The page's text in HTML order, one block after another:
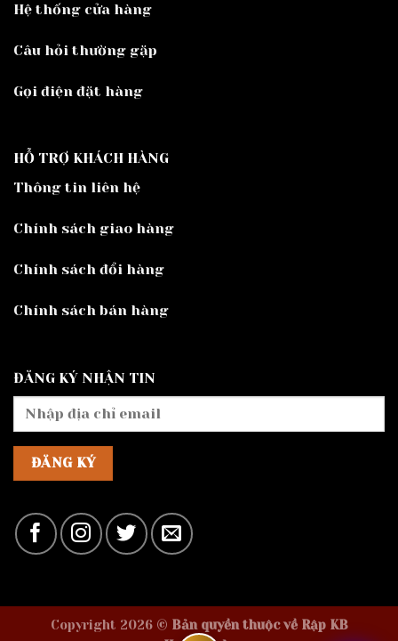
Hệ thống cửa hàng
Câu hỏi thường gặp
Gọi điện đặt hàng
HỖ TRỢ KHÁCH HÀNG
Thông tin liên hệ
Chính sách giao hàng
Chính sách đổi hàng
Chính sách bán hàng
ĐĂNG KÝ NHẬN TIN
Copyright 2026 © Bản quyền thuộc về Rập KB